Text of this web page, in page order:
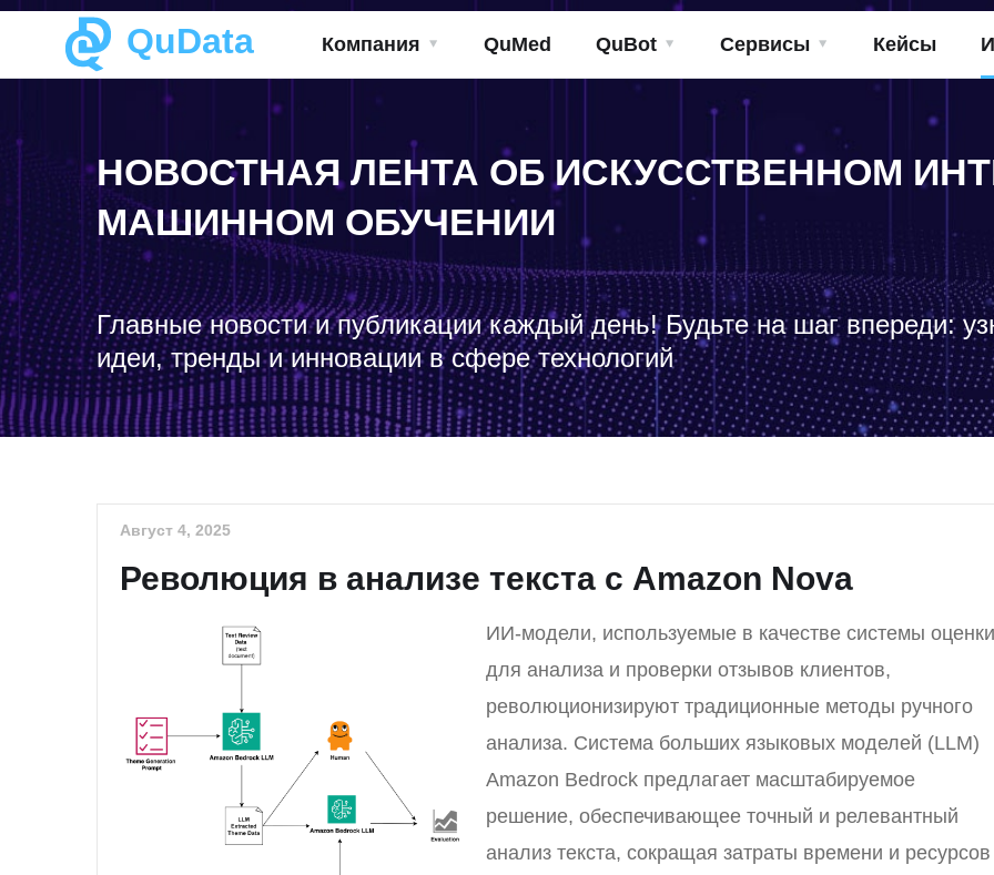
QuData Компания QuMed QuBot Сервисы Кейсы
НОВОСТНАЯ ЛЕНТА ОБ ИСКУССТВЕННОМ
МАШИННОМ ОБУЧЕНИИ
Главные новости и публикации каждый день! Будьте на шаг впереди:
идеи, тренды и инновации в сфере технологий
Август 4, 2025
Революция в анализе текста с Amazon Nova
ИИ-модели, используемые в качестве системы оценки
для анализа и проверки отзывов клиентов,
революционизируют традиционные методы ручного
анализа. Система больших языковых моделей (LLM)
Amazon Bedrock предлагает масштабируемое
решение, обеспечивающее точный и релевантный
анализ текста, сокращая затраты времени и ресурсов